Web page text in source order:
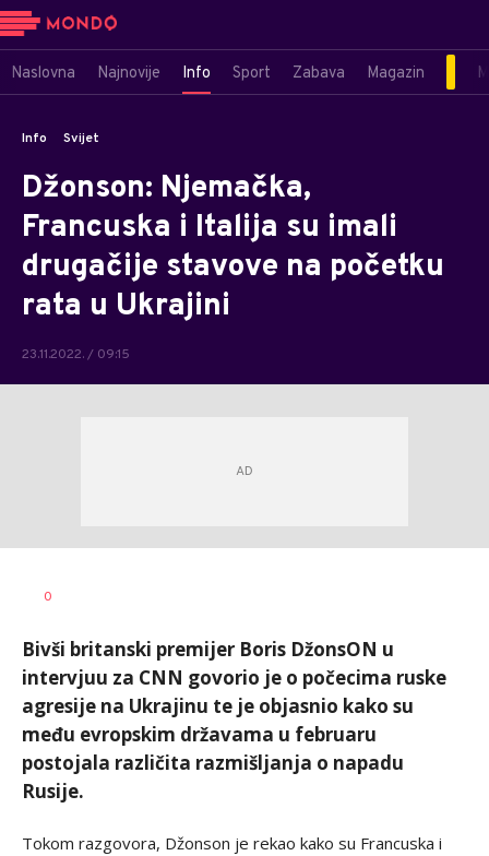
Naslovna Najnovije Info Sport Zabava Magazin
Info Svijet
Džonson: Njemačka,
Francuska i Italija su imali
drugačije stavove na početku
rata u Ukrajini
23.11.2022. / 09:15
AUTOR
0
Bivši britanski premijer Boris DžonsON u
intervjuu za CNN govorio je o počecima ruske
agresije na Ukrajinu te je objasnio kako su
među evropskim državama u februaru
postojala različita razmišljanja o napadu
Rusije.
Tokom razgovora, Džonson je rekao kako su Francuska i